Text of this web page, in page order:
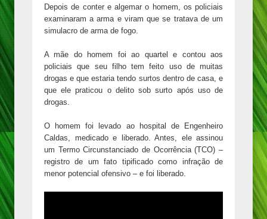
Depois de conter e algemar o homem, os policiais
examinaram a arma e viram que se tratava de um
simulacro de arma de fogo.
A mãe do homem foi ao quartel e contou aos
policiais que seu filho tem feito uso de muitas
drogas e que estaria tendo surtos dentro de casa, e
que ele praticou o delito sob surto após uso de
drogas.
O homem foi levado ao hospital de Engenheiro
Caldas, medicado e liberado. Antes, ele assinou
um Termo Circunstanciado de Ocorrência (TCO) –
registro de um fato tipificado como infração de
menor potencial ofensivo – e foi liberado.